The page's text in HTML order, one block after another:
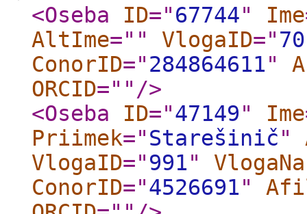
<Oseba
ID="67744" Ime
AltIme=" " VlogaID="70
ConorID="284864611"
ORCID=" " />
<Oseba
ID="47149" Ime
Priimek="Starešinič"
VlogaID="991"
ConorID="4526691"